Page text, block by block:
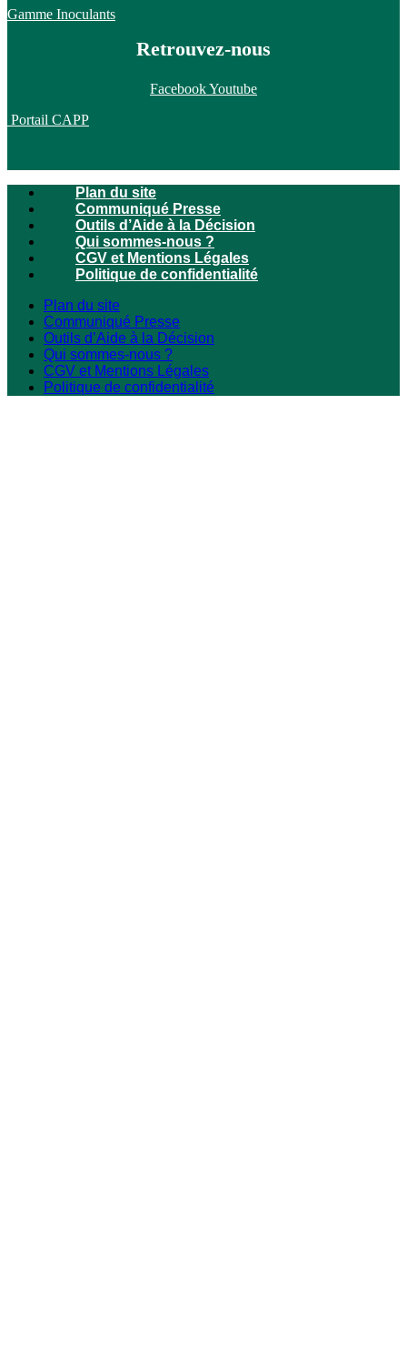
Gamme Inoculants
Retrouvez-nous
FacebookYoutube
Portail CAPP
Plan du site
Communiqué Presse
Outils d’Aide à la Décision
Qui sommes-nous ?
CGV et Mentions Légales
Politique de confidentialité
Plan du site
Communiqué Presse
Outils d’Aide à la Décision
Qui sommes-nous ?
CGV et Mentions Légales
Politique de confidentialité